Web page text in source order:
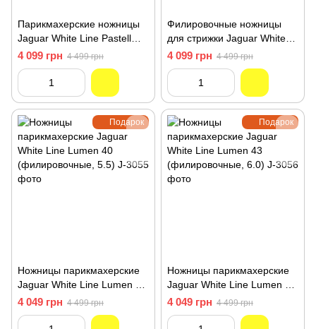
Парикмахерские ножницы
Jaguar White Line Pastell
Plus 40 Lavender (branch,
5.5) J-3054-12
4 099 грн 4 499 грн
Филировочные ножницы
для стрижки Jaguar White
Line Pastell Plus Offset 40
Matcha 5.5 арт. J-3054-13
4 099 грн 4 499 грн
Подарок
Ножницы парикмахерские
Jaguar White Line Lumen 40
(филировочные, 5.5) J-3055
4 049 грн 4 499 грн
Подарок
Ножницы парикмахерские
Jaguar White Line Lumen 43
(филировочные, 6.0) J-3056
4 049 грн 4 499 грн